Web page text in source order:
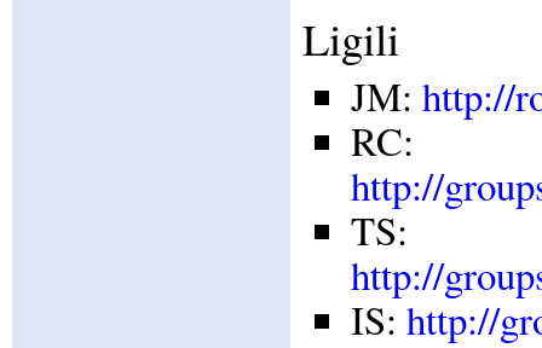
Ligili
JM: http://
RC:
http://
TS:
http://
IS: http://